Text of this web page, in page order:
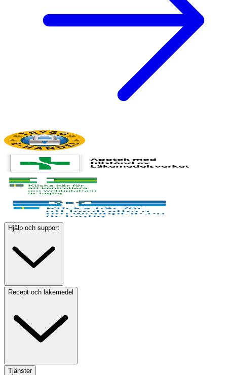
Hjälp och support
Recept och läkemedel
Tjänster